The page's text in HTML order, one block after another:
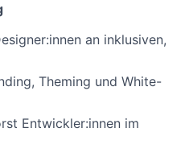
an inklusiven,
Theming und White-
Entwickler:innen im